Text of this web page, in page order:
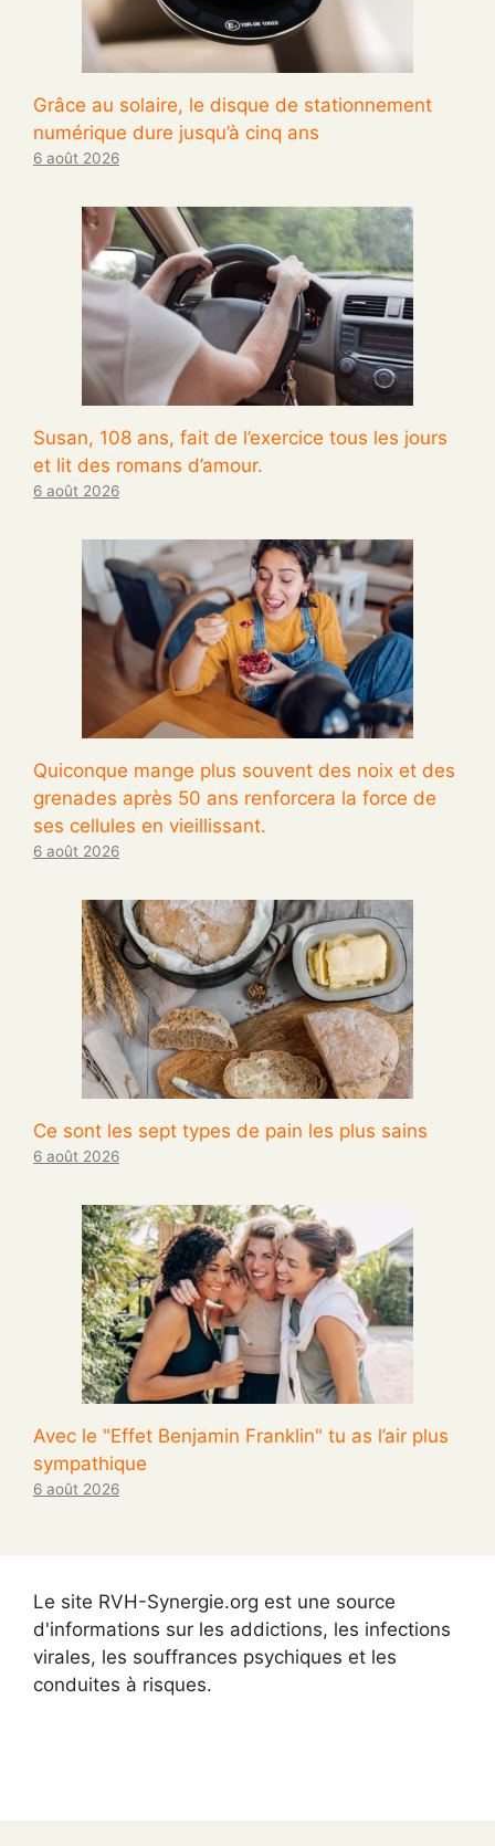
Grâce au solaire, le disque de stationnement
numérique dure jusqu’à cinq ans
6 août 2026
Susan, 108 ans, fait de l’exercice tous les jours
et lit des romans d’amour.
6 août 2026
Quiconque mange plus souvent des noix et des
grenades après 50 ans renforcera la force de
ses cellules en vieillissant.
6 août 2026
Ce sont les sept types de pain les plus sains
6 août 2026
Avec le "Effet Benjamin Franklin" tu as l’air plus
sympathique
6 août 2026
Le site RVH-Synergie.org est une source
d'informations sur les addictions, les infections
virales, les souffrances psychiques et les
conduites à risques.